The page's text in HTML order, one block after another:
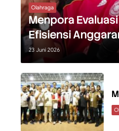
Olahraga
Menpora
Efisiensi
23 Juni 2026